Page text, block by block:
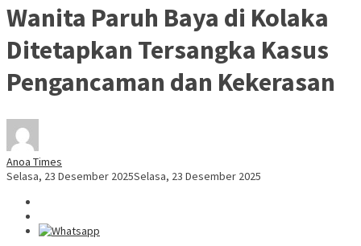
Wanita Paruh Baya di Kolaka
Ditetapkan Tersangka Kasus
Pengancaman dan Kekerasan
Anoa Times
Selasa, 23 Desember 2025Selasa, 23 Desember 2025